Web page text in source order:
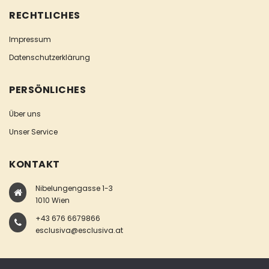
RECHTLICHES
Impressum
Datenschutzerklärung
PERSÖNLICHES
Über uns
Unser Service
KONTAKT
Nibelungengasse 1-3
1010 Wien
+43 676 6679866
esclusiva@esclusiva.at